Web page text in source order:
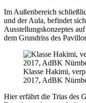
Im Außenbereich
und der Aula, befindet
Ausstellungskonzeptes
dem Grundriss des
Klasse Hakimi,
2017, AdBK
Hier erfährt die Trias des